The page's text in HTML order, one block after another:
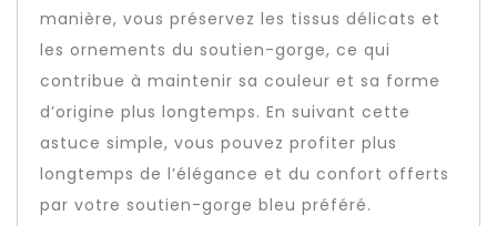
manière, vous préservez les tissus délicats et
les ornements du soutien-gorge, ce qui
contribue à maintenir sa couleur et sa forme
d’origine plus longtemps. En suivant cette
astuce simple, vous pouvez profiter plus
longtemps de l’élégance et du confort offerts
par votre soutien-gorge bleu préféré.